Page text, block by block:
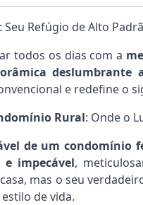
Refúgio de Alto
todos os dias com a
deslumbrante
e redefine o
Rural: Onde o
de um condomínio
impecável,
mas o seu
de vida.